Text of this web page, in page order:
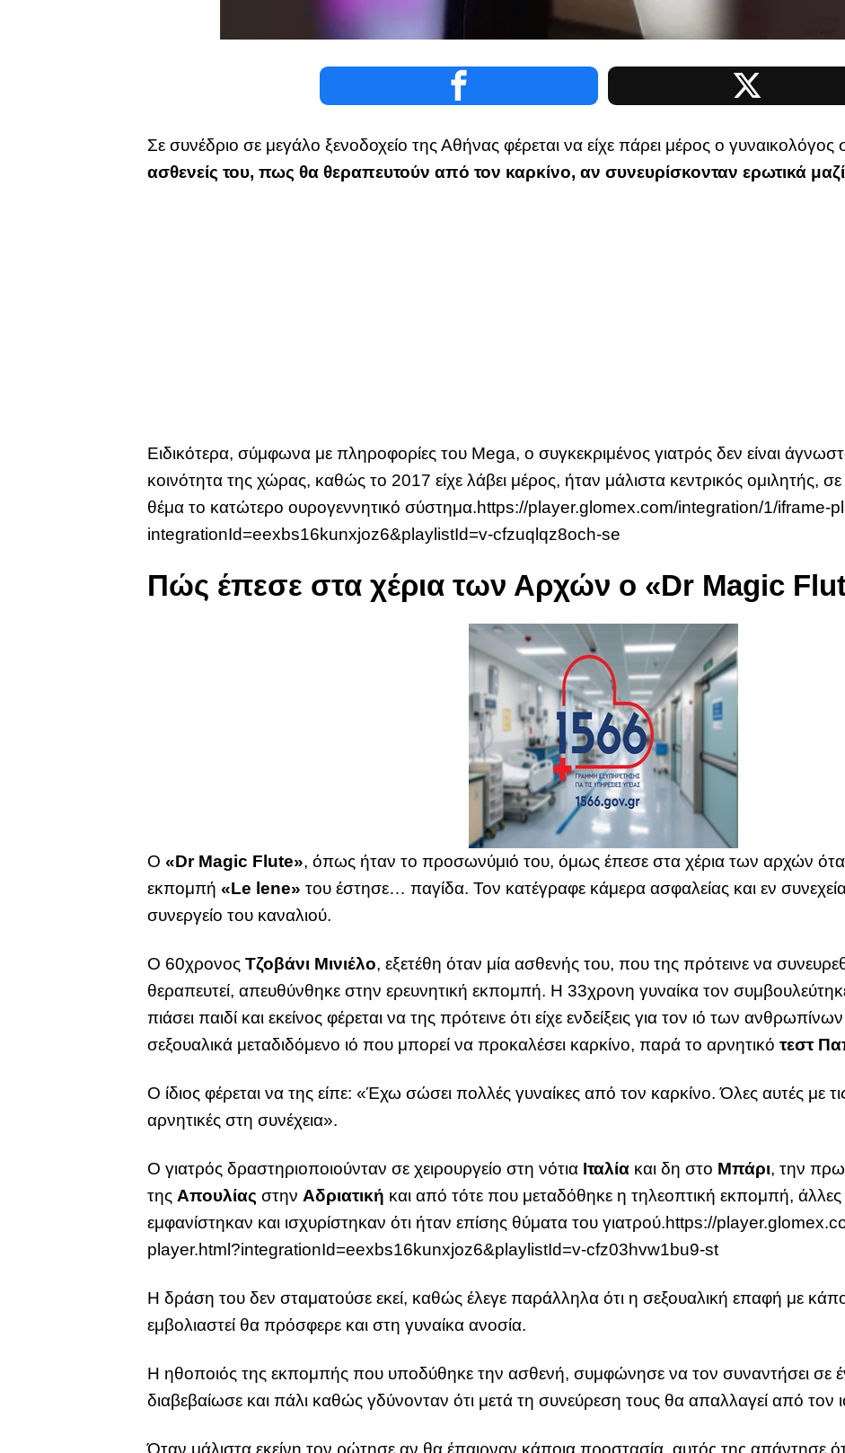
Σε συνέδριο σε μεγάλο ξενοδοχείο της Αθήνας φέρεται να είχε πάρει μέρος ο γυναικολόγος
ασθενείς του, πως θα θεραπευτούν από τον καρκίνο, αν συνευρίσκονταν ερωτικά
Ειδικότερα, σύμφωνα με πληροφορίες του Mega, ο συγκεκριμένος γιατρός δεν είναι
κοινότητα της χώρας, καθώς το 2017 είχε λάβει μέρος, ήταν μάλιστα κεντρικός ομιλητής,
θέμα το κατώτερο ουρογεννητικό σύστημα.https://player.glomex.com/integration/1/iframe-
integrationId=eexbs16kunxjoz6&playlistId=v-cfzuqlqz8och-se
Πώς έπεσε στα χέρια των Αρχών ο «Dr Magic
Ο«Dr Magic Flute», όπως ήταν το προσωνύμιό του, όμως έπεσε στα χέρια των αρχών
εκπομπή«Le lene» του έστησε… παγίδα. Τον κατέγραφε κάμερα ασφαλείας και εν
συνεργείο του καναλιού.
Ο 60χρονοςΤζοβάνι Μινιέλο, εξετέθη όταν μία ασθενής του, που της πρότεινε να
θεραπευτεί, απευθύνθηκε στην ερευνητική εκπομπή. Η 33χρονη γυναίκα τον
πιάσει παιδί και εκείνος φέρεται να της πρότεινε ότι είχε ενδείξεις για τον ιό των
σεξουαλικά μεταδιδόμενο ιό που μπορεί να προκαλέσει καρκίνο, παρά το αρνητικότεστ
Ο ίδιος φέρεται να της είπε: «Έχω σώσει πολλές γυναίκες από τον καρκίνο. Όλες αυτές με
αρνητικές στη συνέχεια».
Ο γιατρός δραστηριοποιούνταν σε χειρουργείο στη νότια Ιταλία και δη στο Μπάρι, την
της Απουλίας στην Αδριατική και από τότε που μεταδόθηκε η τηλεοπτική εκπομπή, άλλες
εμφανίστηκαν και ισχυρίστηκαν ότι ήταν επίσης θύματα του γιατρού.https://
player.html?integrationId=eexbs16kunxjoz6&playlistId=v-cfz03hvw1bu9-st
Η δράση του δεν σταματούσε εκεί, καθώς έλεγε παράλληλα ότι η σεξουαλική επαφή με
εμβολιαστεί θα πρόσφερε και στη γυναίκα ανοσία.
Η ηθοποιός της εκπομπής που υποδύθηκε την ασθενή, συμφώνησε να τον συναντήσει σε
διαβεβαίωσε και πάλι καθώς γδύνονταν ότι μετά τη συνεύρεση τους θα απαλλαγεί από τον
Όταν μάλιστα εκείνη τον ρώτησε αν θα έπαιρναν κάποια προστασία, αυτός της απάντησε